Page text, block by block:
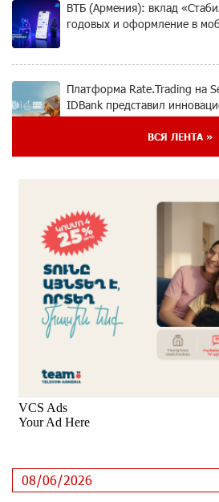
ВТБ (Армения): вклад
годовых и оформление в
Платформа Rate.Trading на
IDBank представил
Пашинян ты упустил свой
Аршак Карапетян
Обновленный Центр продаж
открылся по адресу ул.
Никогда Нагорный Карабах
независимого Азербайджана.
Бывший премьер-министр
ВСЯ ЛЕНТА »